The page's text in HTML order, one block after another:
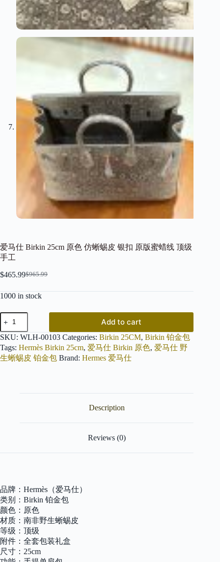
爱马仕 Birkin 25cm 原色 仿蜥蜴皮 银扣 原版蜜蜡线 顶级
手工
$965.99
Original
was:
$465.99Current
is:
1000 in stock
爱
马
仕
Birkin
25cm
原
蜜
级
手
工
quantity
Add to cart
SKU: WLH-00103 Categories: Birkin 25CM, Birkin 铂金包
Tags: Hermès Birkin 25cm, 爱马仕 Birkin 原色, 爱马仕 野
生蜥蜴皮 铂金包 Brand: Hermes 爱马仕
Description
Reviews (0)
品牌：Hermès（爱马仕）
类别：Birkin 铂金包
颜色：原色
材质：南非野生蜥蜴皮
等级：顶级
附件：全套包装礼盒
尺寸：25cm